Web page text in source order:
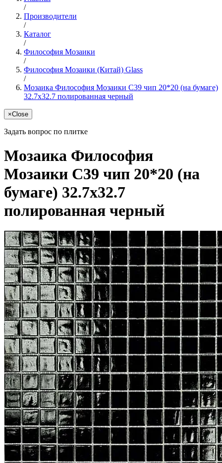
/
Производители
/
Каталог
/
Философия Мозаики
/
Философия Мозаики (Китай) Glass
/
Мозаика Философия Мозаики C39 чип 20*20 (на бумаге)
32.7x32.7 полированная черный
×Close
Задать вопрос по плитке
Мозаика Философия
Мозаики C39 чип 20*20 (на
бумаге) 32.7x32.7
полированная черный